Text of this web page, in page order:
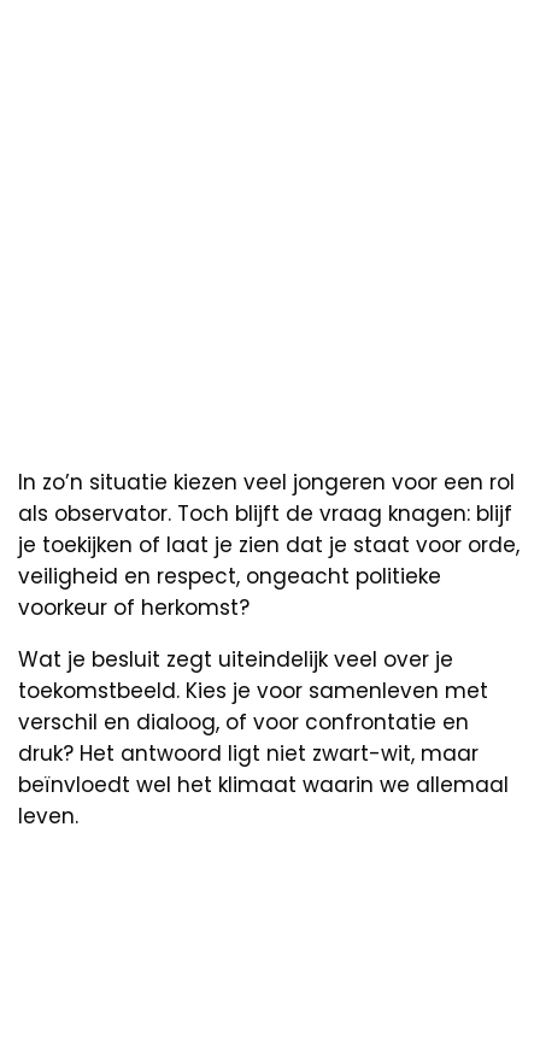
In zo’n situatie kiezen veel jongeren voor een rol
als observator. Toch blijft de vraag knagen: blijf
je toekijken of laat je zien dat je staat voor orde,
veiligheid en respect, ongeacht politieke
voorkeur of herkomst?
Wat je besluit zegt uiteindelijk veel over je
toekomstbeeld. Kies je voor samenleven met
verschil en dialoog, of voor confrontatie en
druk? Het antwoord ligt niet zwart-wit, maar
beïnvloedt wel het klimaat waarin we allemaal
leven.